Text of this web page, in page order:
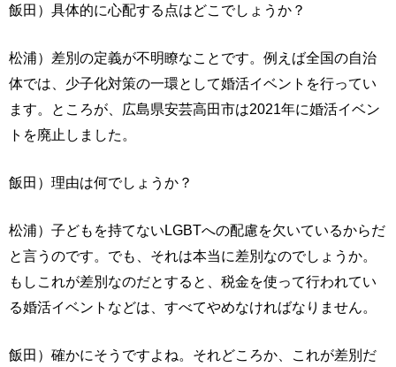
飯田）具体的に心配する点はどこでしょうか？
松浦）差別の定義が不明瞭なことです。例えば全国の自治
体では、少子化対策の一環として婚活イベントを行ってい
ます。ところが、広島県安芸高田市は2021年に婚活イベン
トを廃止しました。
飯田）理由は何でしょうか？
松浦）子どもを持てないLGBTへの配慮を欠いているからだ
と言うのです。でも、それは本当に差別なのでしょうか。
もしこれが差別なのだとすると、税金を使って行われてい
る婚活イベントなどは、すべてやめなければなりません。
飯田）確かにそうですよね。それどころか、これが差別だ